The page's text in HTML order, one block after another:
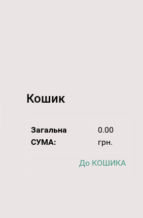
Кошик
Загальна
СУМА:
0.00
грн.
До КОШИКА